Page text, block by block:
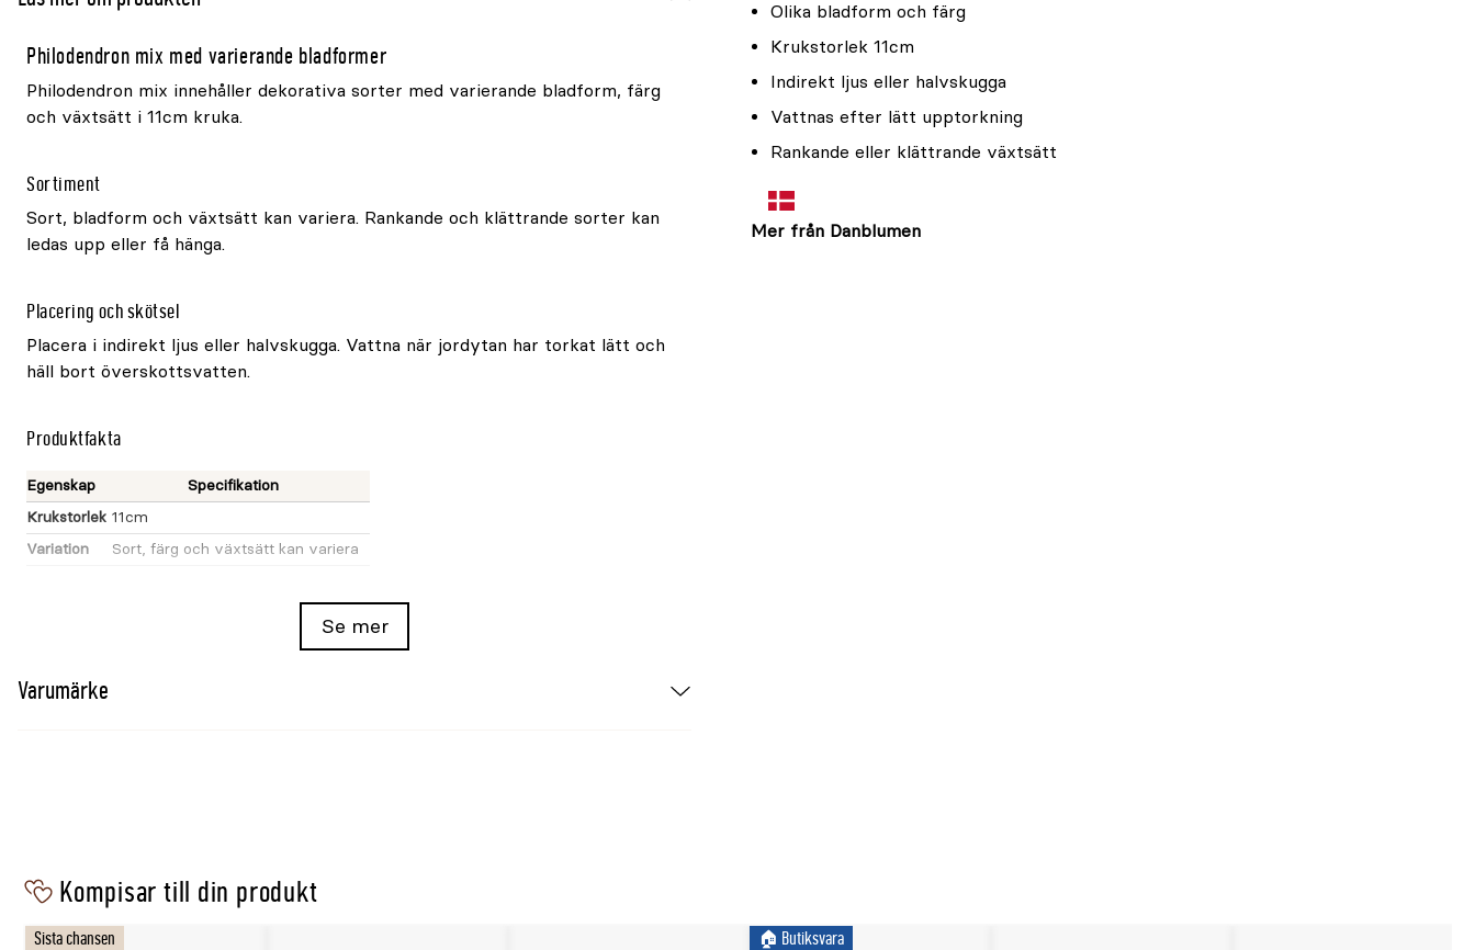
Olika bladform och färg
Krukstorlek 11cm
Indirekt ljus eller halvskugga
Vattnas efter lätt upptorkning
Rankande eller klättrande växtsätt
Mer från Danblumen
Philodendron mix med varierande bladformer
Philodendron mix innehåller dekorativa sorter med varierande bladform, färg
och växtsätt i 11cm kruka.
Sortiment
Sort, bladform och växtsätt kan variera. Rankande och klättrande sorter kan
ledas upp eller få hänga.
Placering och skötsel
Placera i indirekt ljus eller halvskugga. Vattna när jordytan har torkat lätt och
häll bort överskottsvatten.
Produktfakta
Egenskap
Specifikation
Krukstorlek 11cm
Variation
Sort, färg och växtsätt kan variera
Se mer
Varumärke
Kompisar till din produkt
Sista chansen 🏠︎ Butiksvara